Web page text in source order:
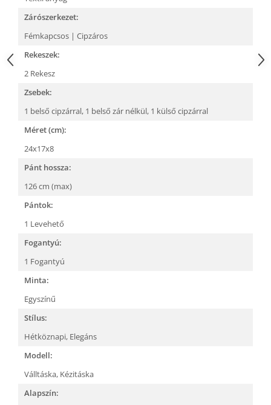
Zárószerkezet:
Fémkapcsos | Cipzáros
Rekeszek:
2 Rekesz
Zsebek:
1 belső cipzárral, 1 belső zár nélkül, 1 külső cipzárral
Méret (cm):
24x17x8
Pánt hossza:
126 cm (max)
Pántok:
1 Levehető
Fogantyú:
1 Fogantyú
Minta:
Egyszínű
Stílus:
Hétköznapi, Elegáns
Modell:
Válltáska, Kézitáska
Alapszín: